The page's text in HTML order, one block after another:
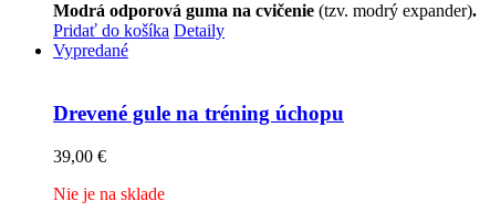
Modrá odporová guma na cvičenie (tzv. modrý expander).
Pridať do košíka Detaily
Vypredané
Drevené gule na tréning úchopu
39,00 €
Nie je na sklade